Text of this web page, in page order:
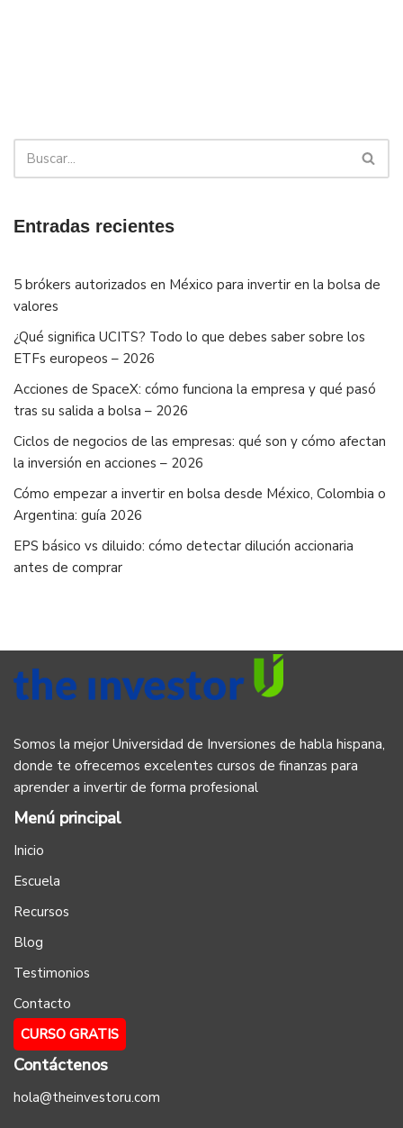
Entradas recientes
5 brókers autorizados en México para invertir en la bolsa de
valores
¿Qué significa UCITS? Todo lo que debes saber sobre los
ETFs europeos – 2026
Acciones de SpaceX: cómo funciona la empresa y qué pasó
tras su salida a bolsa – 2026
Ciclos de negocios de las empresas: qué son y cómo afectan
la inversión en acciones – 2026
Cómo empezar a invertir en bolsa desde México, Colombia o
Argentina: guía 2026
EPS básico vs diluido: cómo detectar dilución accionaria
antes de comprar
Somos la mejor Universidad de Inversiones de habla hispana,
donde te ofrecemos excelentes cursos de finanzas para
aprender a invertir de forma profesional
Menú principal
Inicio
Escuela
Recursos
Blog
Testimonios
Contacto
CURSO GRATIS
Contáctenos
hola@theinvestoru.com